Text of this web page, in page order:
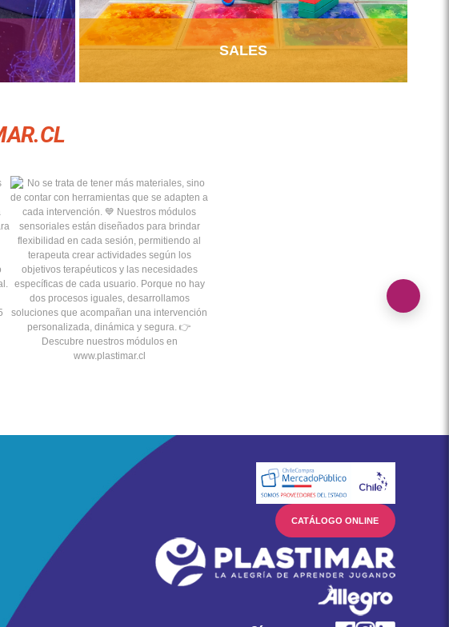
SALES
CATÁLOGO ONLINE